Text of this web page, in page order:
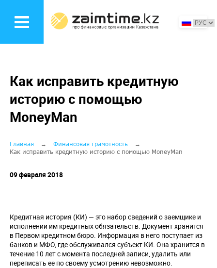
основному
Как исправить кредитную
историю с помощью
MoneyMan
Строка
Главная
Финансовая грамотность
Как исправить кредитную историю с помощью MoneyMan
09 февраля 2018
Кредитная история (КИ) — это набор сведений о заемщике и
исполнении им кредитных обязательств. Документ хранится
в Первом кредитном бюро. Информация в него поступает из
банков и МФО, где обслуживался субъект КИ. Она хранится в
течение 10 лет с момента последней записи, удалить или
переписать ее по своему усмотрению невозможно.